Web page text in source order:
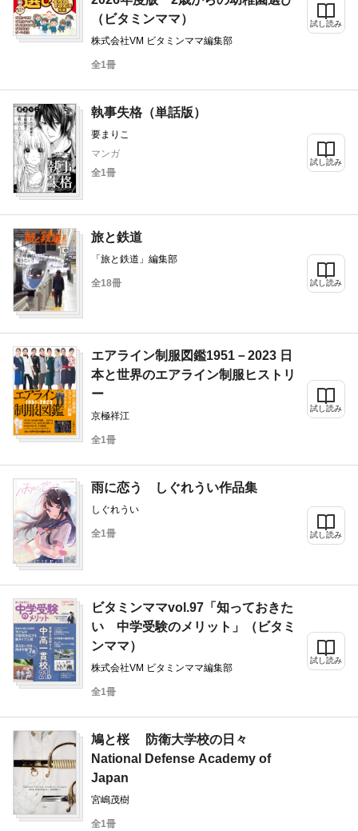
（ビタミンママ）
株式会社VM ビタミンママ編集部
全1冊
試し読み
執事失格（単話版）
要まりこ
マンガ
全1冊
試し読み
旅と鉄道
「旅と鉄道」編集部
全18冊 試し読み
エアライン制服図鑑1951－2023 日
本と世界のエアライン制服ヒストリ
ー
京極祥江
全1冊
試し読み
雨に恋う しぐれうい作品集
しぐれうい
全1冊 試し読み
ビタミンママvol.97「知っておきた
い 中学受験のメリット」（ビタミ
ンママ）
株式会社VM ビタミンママ編集部
全1冊
試し読み
鳩と桜 防衛大学校の日々
National Defense Academy of
Japan
宮嶋茂樹
全1冊